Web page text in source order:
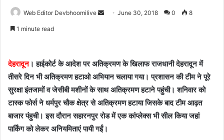
Web Editor Devbhoomilive
SendJune 30, 2018 0 8
1 minute read
देहरादून। हाईकोर्ट के आदेश पर अतिक्रमण के खिलाफ राजधानी देहरादून में
तीसरे दिन भी अतिक्रमण हटाओ अभियान चलाया गया। प्रशासन की टीम ने पूरे
सुरक्षा इंतजामों व जेसीबी मशीनों के साथ अतिक्रमण हटाने पहुंची। शनिवार को
टास्क फोर्स ने धर्मपुर चौक क्षेत्र से अतिक्रमण हटाया जिसके बाद टीम आढ़त
बाजार पंहुची। इस दौरान सहारनपुर रोड में एक कांप्लेक्स भी सील किया जहां
पार्किंग को लेकर अनियमिताएं पायी गईं।